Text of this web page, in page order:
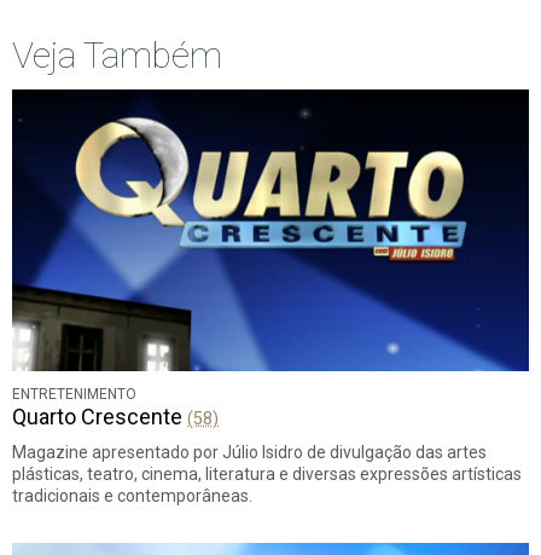
Veja Também
ENTRETENIMENTO
Quarto Crescente (58)
Magazine apresentado por Júlio Isidro de divulgação das artes
plásticas, teatro, cinema, literatura e diversas expressões artísticas
tradicionais e contemporâneas.